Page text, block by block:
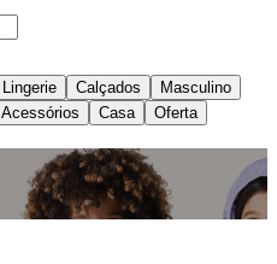
Lingerie Calçados
Masculino
Acessórios Casa Oferta